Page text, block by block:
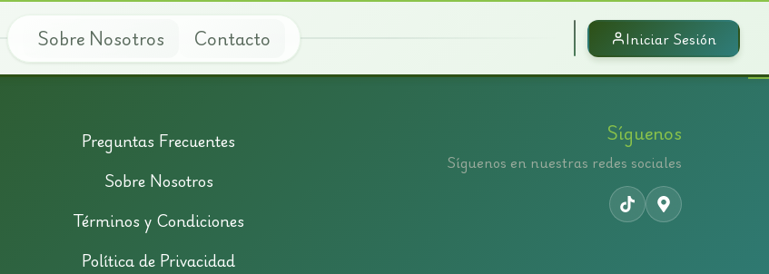
Sobre Nosotros Contacto Iniciar Sesión
Preguntas Frecuentes
Sobre Nosotros
Términos y Condiciones
Política de Privacidad
Síguenos
Síguenos en nuestras redes sociales